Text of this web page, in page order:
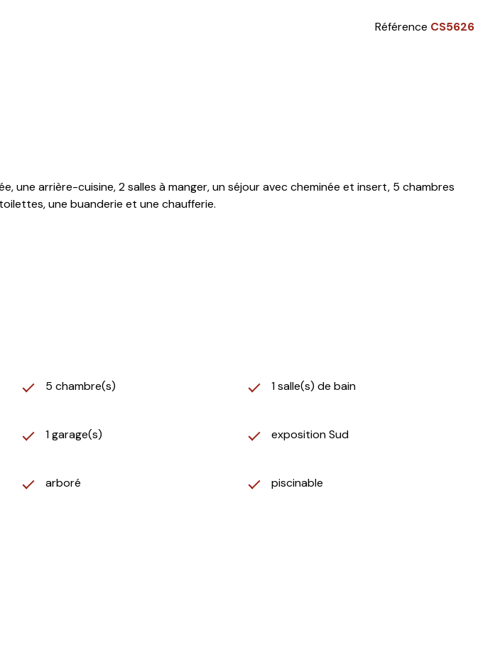
Référence CS5626
une arrière-cuisine, 2 salles à manger, un séjour avec cheminée et insert, 5 chambres
une buanderie et une chaufferie.
5 chambre(s) 1 salle(s) de bain
1 garage(s) exposition Sud
arboré piscinable